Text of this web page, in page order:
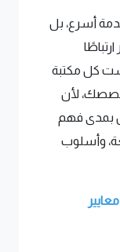
أسرع، بل
كل مكتبة
لأن
بمدى فهم
وأسلوب